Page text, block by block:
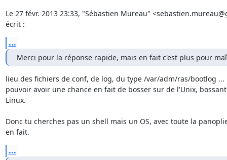
Le 27 févr. 2013 23:33, "Sébastien Mureau"
écrit :
...
Merci pour la réponse rapide, mais en fait c'est plus pour
lieu des fichiers de conf, de log, du type /var/adm/ras/bootlog ...
pouvoir avoir une chance en fait de bosser sur de l'Unix,
Linux.
Donc tu cherches pas un shell mais un OS, avec toute la
en fait.
...